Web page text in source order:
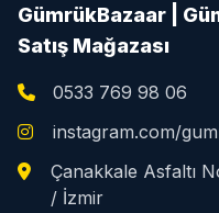
GümrükBazaar |
Satış Mağazası
0533 769 98 06
instagram.com/
Çanakkale Asfaltı
/ İzmir